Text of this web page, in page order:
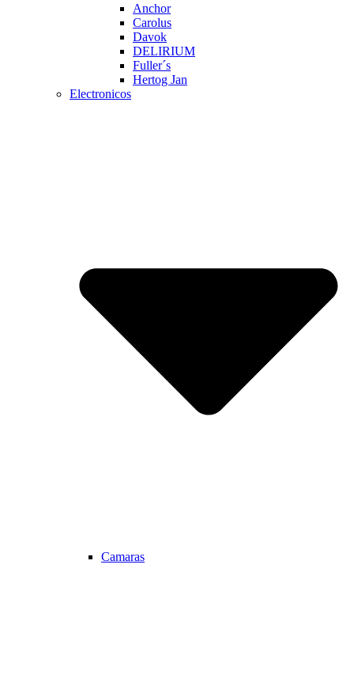
Anchor
Carolus
Davok
DELIRIUM
Fuller´s
Hertog Jan
Electronicos
Camaras